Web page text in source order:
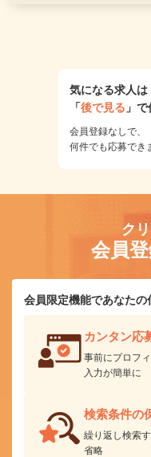
気になる求人は
「後で見る 」で
会員登録なしで、
何件でも応募でき
ク
会員
会員限定機能であなたの
カンタン応
事前にプロフ
入力が簡単に
検索条件の
繰り返し検索
省略